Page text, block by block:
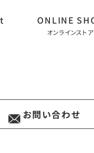
オンラインストア
お問い合わせ